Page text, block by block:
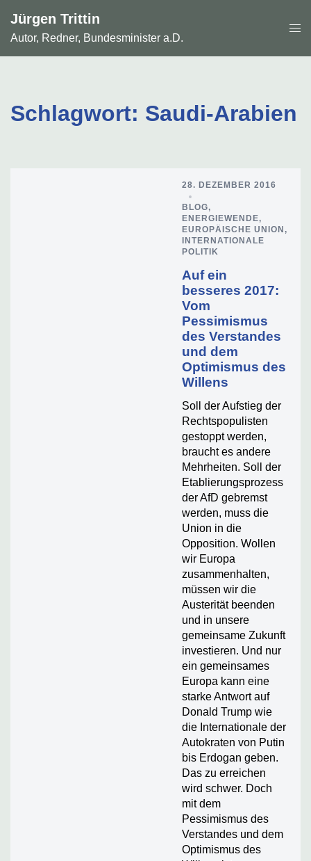
Inhalt
springen
Jürgen Trittin
Autor, Redner, Bundesminister a.D.
Schlagwort: Saudi-Arabien
28. DEZEMBER 2016
BLOG,
ENERGIEWENDE,
EUROPÄISCHE UNION ,
INTERNATIONALE
POLITIK
Auf ein
besseres 2017:
Vom
Pessimismus
des Verstandes
und dem
Optimismus des
Willens
Soll der Aufstieg der
Rechtspopulisten
gestoppt werden,
braucht es andere
Mehrheiten. Soll der
Etablierungsprozess
der AfD gebremst
werden, muss die
Union in die
Opposition. Wollen
wir Europa
zusammenhalten,
müssen wir die
Austerität beenden
und in unsere
gemeinsame Zukunft
investieren. Und nur
ein gemeinsames
Europa kann eine
starke Antwort auf
Donald Trump wie
die Internationale der
Autokraten von Putin
bis Erdogan geben.
Das zu erreichen
wird schwer. Doch
mit dem
Pessimismus des
Verstandes und dem
Optimismus des